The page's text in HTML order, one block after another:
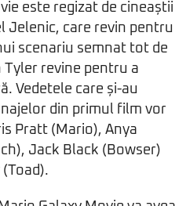
este regizat de cineaștii
Jelenic, care revin pentru
scenariu semnat tot de
Tyler revine pentru a
Vedetele care și-au
din primul film vor
Pratt (Mario), Anya
Jack Black (Bowser)